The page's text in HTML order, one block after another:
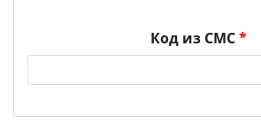
Код из СМС*